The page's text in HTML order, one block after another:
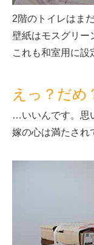
2階のトイレはま
壁紙はモスグリー
これも和室用に設
えっ？だめ
…いいんです。思
嫁の心は満たされ